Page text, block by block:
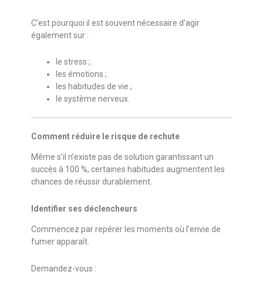
C’est pourquoi il est souvent nécessaire d’agir
également sur :
le stress ;
les émotions ;
les habitudes de vie ;
le système nerveux.
Comment réduire le risque de rechute
Même s’il n’existe pas de solution garantissant un
succès à 100 %, certaines habitudes augmentent les
chances de réussir durablement.
Identifier ses déclencheurs
Commencez par repérer les moments où l’envie de
fumer apparaît.
Demandez-vous :